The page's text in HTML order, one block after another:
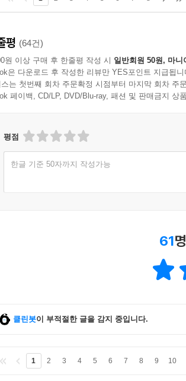
과 문화 176
와 문화 180
의 종교 184
아보기 186
퀴즈!
을 돕는 기술 190
의 세계 196
군계알아보기 214
과 재해 230
평 (64건)
원 이상 구매 후 한줄평 작성 시 일반회원 50원, 마니
은 다운로드 후 작성한 리뷰만 YES포인트 지급됩니
스는 첫번째 회차 주문확정 시점부터 마지막 회차 주
페이백, CD/LP, DVD/Blu-ray, 패션 및 판매금지 상
평점
한글 기준 50자까지 작성가능
61
클린봇이 부적절한 글을 감지 중입니다.
1 2 3 4 5 6 7 8 9 10